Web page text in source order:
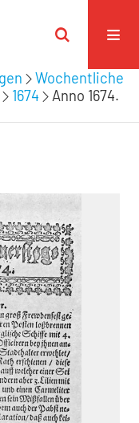
Wochentliche
1674
Anno 1674.